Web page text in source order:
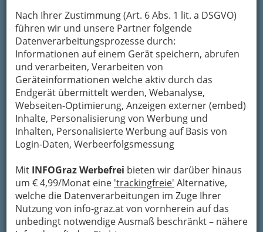
Nach Ihrer Zustimmung (Art. 6 Abs. 1 lit. a DSGVO)
führen wir und unsere Partner folgende
Datenverarbeitungsprozesse durch:
Informationen auf einem Gerät speichern, abrufen
und verarbeiten, Verarbeiten von
Geräteinformationen welche aktiv durch das
Endgerät übermittelt werden, Webanalyse,
Webseiten-Optimierung, Anzeigen externer (embed)
Inhalte, Personalisierung von Werbung und
Inhalten, Personalisierte Werbung auf Basis von
Login-Daten, Werbeerfolgsmessung
Mit INFOGraz Werbefrei bieten wir darüber hinaus
um € 4,99/Monat eine 'trackingfreie' Alternative,
welche die Datenverarbeitungen im Zuge Ihrer
Nutzung von info-graz.at von vornherein auf das
unbedingt notwendige Ausmaß beschränkt – nähere
schönsten Routen haben wir zusammengestellt.
Mit den österreichischen Schwesterstädten
Wien oder Salzburg kann Graz nicht mithalten.
Weder ist Graz pompös wie Wien, noch so
malerisch wie Salzburg mit seinen kristallklaren
Seen. Allerdings kannGraz als junge Stadt
voller Studenten mit einem breiten
Kulturangebot und malerischer Naturkulisse
punkten. Sportfans sehen in dem Fußballverein
Sturm Graz noch einen Aspekt, warum die Stadt
in der
einen Besuch wert ist. Der
Verein, der derzeit Platz 2 der Österreichischen
Bundesliga belegt und aufWilliam Hillfür gute
Wettquoten garantiert, gilt als sportliches
Highlight und liegt nur knapp hinter
Titelverteidiger RB Salzburg. Die kleine Rivalität